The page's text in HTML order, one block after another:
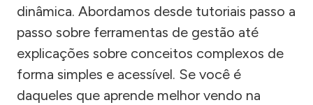
dinâmica. Abordamos desde tutoriais passo a
passo sobre ferramentas de gestão até
explicações sobre conceitos complexos de
forma simples e acessível. Se você é
daqueles que aprende melhor vendo na